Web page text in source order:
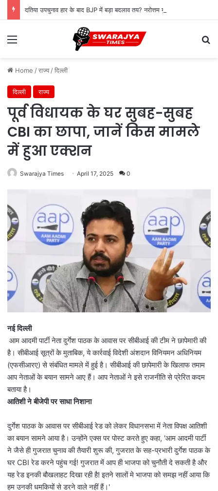
Menu
Home /राज्य /दिल्ली
दिल्ली राज्य
पूर्व विधायक के घर सुबह-सुबह
CBI का छापा, जानें किस मामले
में हुआ एक्शन
Swarajya Times April 17, 2025 0
नई दिल्ली
आम आदमी पार्टी नेता दुर्गेश पाठक के आवास पर सीबीआई की टीम ने छापेमारी की
है। सीबीआई सूत्रों के मुताबिक, ये कार्रवाई विदेशी अंशदान विनियमन अधिनियम
(एफसीआरए) से संबंधित मामले में हुई है। सीबीआई की छापेमारी के खिलाफ तमाम
आप नेताओं के बयान सामने आए हैं। आप नेताओं ने इसे राजनीति से प्रेरित कदम
बताया है।
आतिशी ने बीजेपी पर साधा निशाना
दुर्गेश पाठक के आवास पर सीबीआई रेड को लेकर विधानसभा में नेता विपक्ष आतिशी
का बयान सामने आया है। उन्होंने एक्स पर पोस्ट करते हुए कहा, 'आम आदमी पार्टी
ने जैसे ही गुजरात चुनाव की तैयारी शुरू की, गुजरात के सह-प्रभारी दुर्गेश पाठक के
घर CBI रेड करने पहुंच गई! गुजरात में आप ही भाजपा को चुनौती दे सकती है और
यह रेड इनकी बौखलाहट दिखा रही है! इतने सालों मे भाजपा को समझ नहीं आया कि
हम उनकी धमकियों से डरने वाले नहीं हैं।'